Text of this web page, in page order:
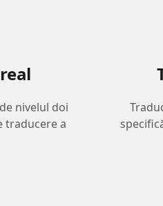
nivelul doi
traducere a